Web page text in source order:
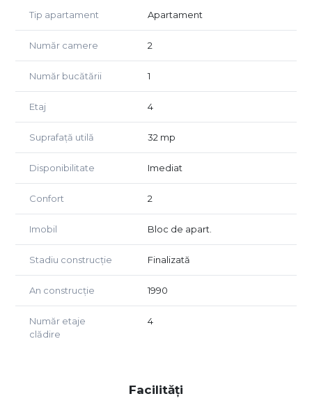
Tip apartament Apartament
Număr camere 2
Număr bucătării 1
Etaj 4
Suprafață utilă 32 mp
Disponibilitate Imediat
Confort 2
Imobil Bloc de apart.
Stadiu construcție Finalizată
An construcție 1990
Număr etaje
clădire
4
Facilități